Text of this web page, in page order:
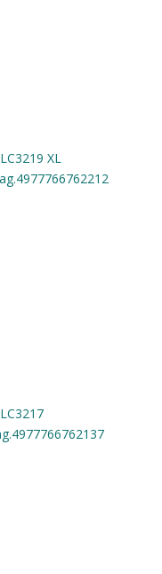
XL
4977766762212
4977766762137